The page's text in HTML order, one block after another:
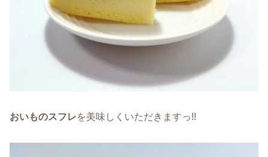
おいものスフレを美味しくいただきますっ!!